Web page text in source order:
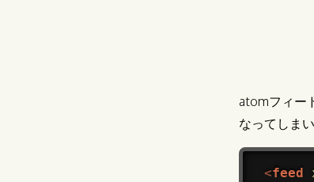
atomフィー
なってしま
<feed